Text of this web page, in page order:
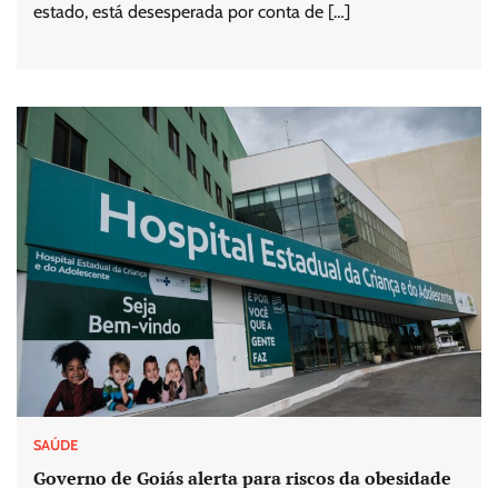
estado, está desesperada por conta de […]
SAÚDE
Governo de Goiás alerta para riscos da obesidade